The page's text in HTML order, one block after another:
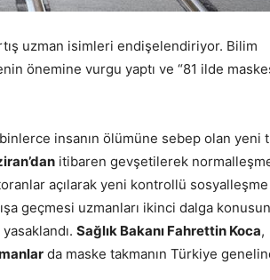
uzman isimleri endişelendiriyor. Bilim
önemine vurgu yaptı ve “81 ilde
insanın ölümüne sebep olan yeni
itibaren gevşetilerek
açılarak yeni kontrollü sosyalleşme
geçmesi uzmanları ikinci dalga
yasaklandı. Sağlık Bakanı Fahrettin Koca,
da maske takmanın Türkiye